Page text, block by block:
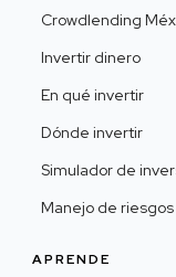
Crowdlending
Invertir dinero
En qué invertir
Dónde invertir
Simulador de
Manejo de riesgos
APRENDE